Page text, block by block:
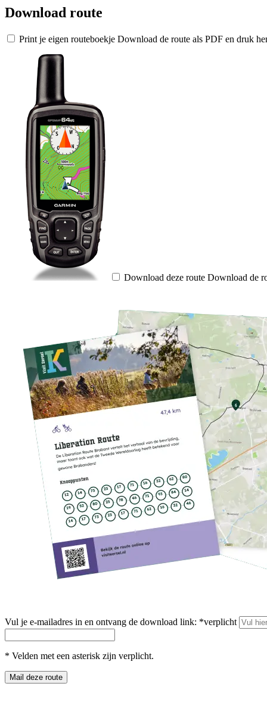
Download route
Print je eigen routeboekje Download de route als PDF en druk
Download deze route Download de
Vul je e-mailadres in en ontvang de download link: *verplicht
* Velden met een asterisk zijn verplicht.